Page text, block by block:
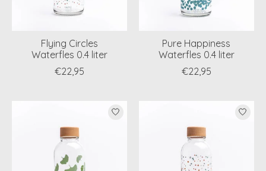
Flying Circles
Waterfles 0.4 liter
€22,95
Pure Happiness
Waterfles 0.4 liter
€22,95